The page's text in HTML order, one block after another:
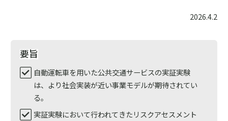
2026.4.2
要旨
自動運転車を用いた公共交通サービスの実証実験
は、より社会実装が近い事業モデルが期待されてい
る。
実証実験において行われてきたリスクアセスメント